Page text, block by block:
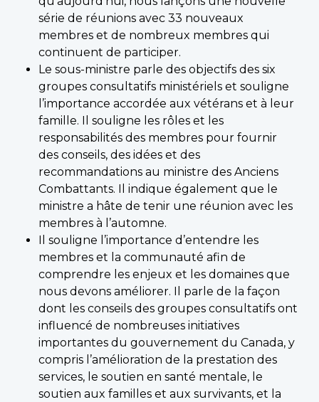
série de réunions avec 33 nouveaux
membres et de nombreux membres qui
continuent de participer.
Le sous-ministre parle des objectifs des six
groupes consultatifs ministériels et souligne
l’importance accordée aux vétérans et à leur
famille. Il souligne les rôles et les
responsabilités des membres pour fournir
des conseils, des idées et des
recommandations au ministre des Anciens
Combattants. Il indique également que le
ministre a hâte de tenir une réunion avec les
membres à l’automne.
Il souligne l’importance d’entendre les
membres et la communauté afin de
comprendre les enjeux et les domaines que
nous devons améliorer. Il parle de la façon
dont les conseils des groupes consultatifs ont
influencé de nombreuses initiatives
importantes du gouvernement du Canada, y
compris l’amélioration de la prestation des
services, le soutien en santé mentale, le
soutien aux familles et aux survivants, et la